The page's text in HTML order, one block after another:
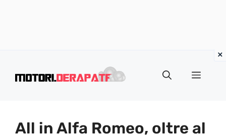
Menu
All in Alfa Romeo, oltre al